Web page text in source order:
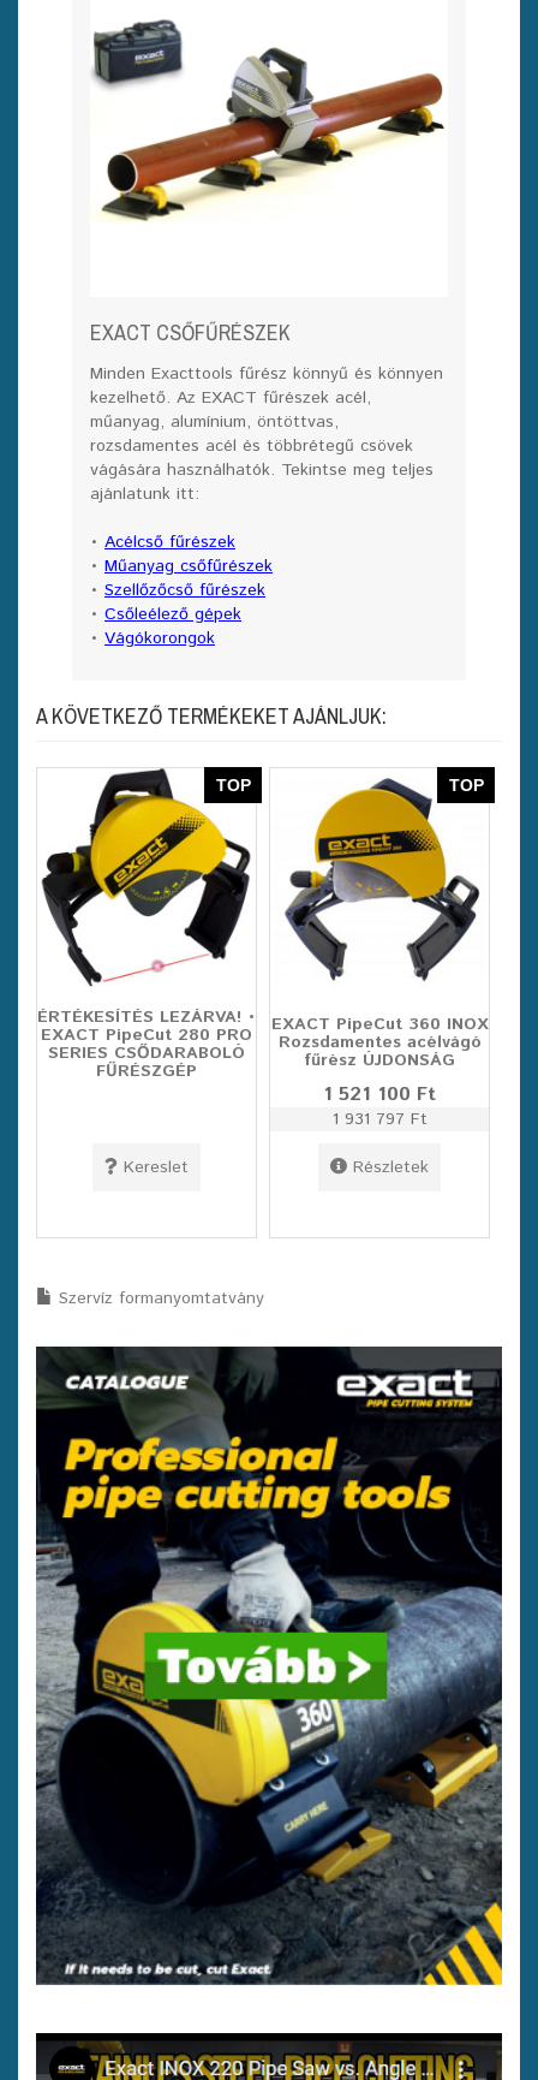
EXACT CSŐFŰRÉSZEK
Minden Exacttools fűrész könnyű és könnyen
kezelhető. Az EXACT fűrészek acél,
műanyag, alumínium, öntöttvas,
rozsdamentes acél és többrétegű csövek
vágására használhatók. Tekintse meg teljes
ajánlatunk itt:
• Acélcső fűrészek
• Műanyag csőfűrészek
• Szellőzőcső fűrészek
• Csőleélező gépek
• Vágókorongok
A KÖVETKEZŐ TERMÉKEKET AJÁNLJUK:
TOP
ÉRTÉKESÍTÉS LEZÁRVA! •
EXACT PipeCut 280 PRO
SERIES CSŐDARABOLÓ
FŰRÉSZGÉP
Kereslet
TOP
EXACT PipeCut 360 INOX
Rozsdamentes acélvágó
fűrész ÚJDONSÁG
1 521 100 Ft
1 931 797 Ft
Részletek
Szervíz formanyomtatvány